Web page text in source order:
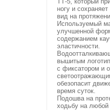
ногу и
вид на
Используемый
улучшенной
содержанием
эластичности.
вышитым
с фиксатором и
обезопасит
время суток.
Подошва на
ходьбу на любой